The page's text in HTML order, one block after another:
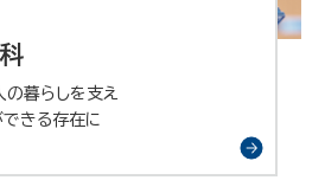
暮らしを支え
きる存在に